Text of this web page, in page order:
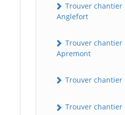
Trouver
Anglefort
Trouver
Apremont
Trouver chantier
Trouver